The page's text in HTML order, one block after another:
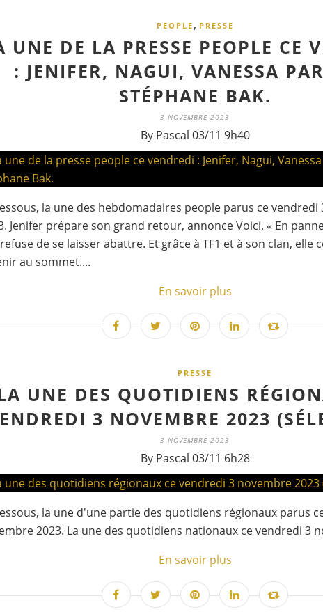
PEOPLE, PRESSE
UNE DE LA PRESSE PEOPLE CE
: JENIFER, NAGUI, VANESSA
STÉPHANE BAK.
3 NOVEMBRE 2023
By Pascal 03/11 9h40
la une des hebdomadaires people parus ce vendredi
Jenifer prépare son grand retour, annonce Voici. « En
de se laisser abattre. Et grâce à TF1 et à son clan, elle
au sommet....
En savoir plus
PRESSE
UNE DES QUOTIDIENS
3 NOVEMBRE 2023
3 NOVEMBRE 2023
By Pascal 03/11 6h28
la une d'une partie des quotidiens régionaux parus
2023. La une des quotidiens nationaux ce vendredi 3
En savoir plus